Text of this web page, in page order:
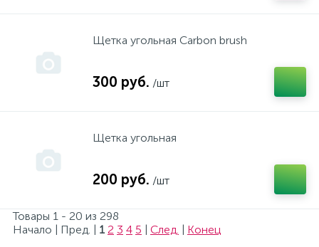
Щетка угольная Carbon brush
300 руб. /шт
Щетка угольная
200 руб. /шт
Товары 1 - 20 из 298
Начало | Пред. | 1 2 3 4 5 | След. | Конец